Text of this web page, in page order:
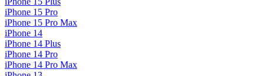
iPhone 15 Pro
iPhone 15 Pro Max
iPhone 14
iPhone 14 Plus
iPhone 14 Pro
iPhone 14 Pro Max